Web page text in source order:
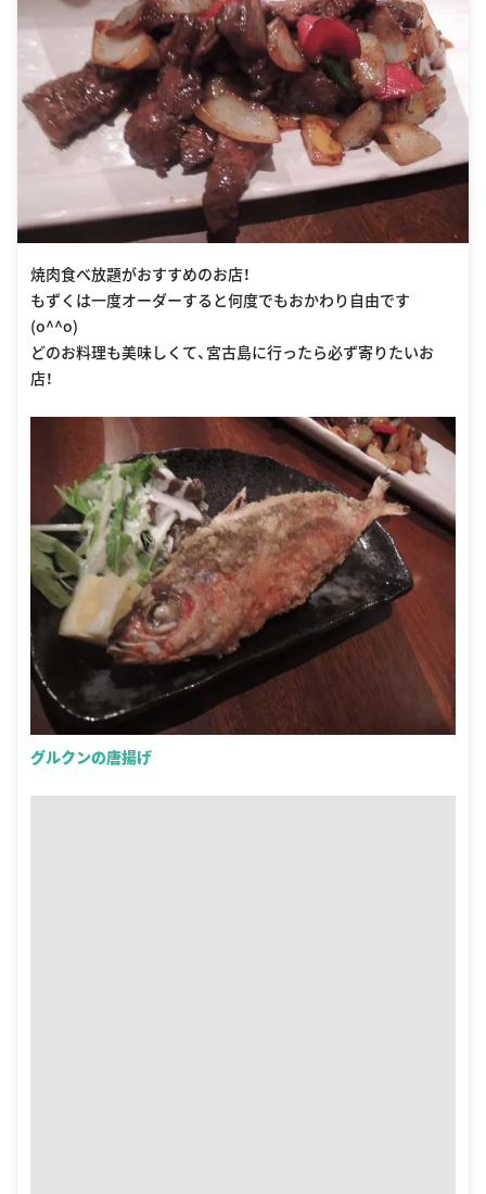
焼肉食べ放題がおすすめのお店！
もずくは一度オーダーすると何度でもおかわり自由です
(o^^o)
どのお料理も美味しくて、宮古島に行ったら必ず寄りたいお
店！
グルクンの唐揚げ